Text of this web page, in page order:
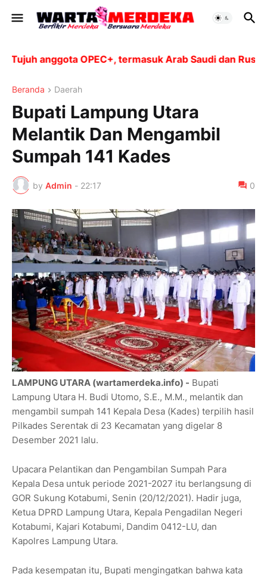
anggota OPEC+, termasuk Arab Saudi dan Rusia,
Beranda Daerah
Bupati Lampung Utara
Melantik Dan Mengambil
Sumpah 141 Kades
by Admin - 22:17 0
LAMPUNG UTARA (wartamerdeka.info) - Bupati
Lampung Utara H. Budi Utomo, S.E., M.M., melantik dan
mengambil sumpah 141 Kepala Desa (Kades) terpilih hasil
Pilkades Serentak di 23 Kecamatan yang digelar 8
Desember 2021 lalu.
Upacara Pelantikan dan Pengambilan Sumpah Para
Kepala Desa untuk periode 2021-2027 itu berlangsung di
GOR Sukung Kotabumi, Senin (20/12/2021). Hadir juga,
Ketua DPRD Lampung Utara, Kepala Pengadilan Negeri
Kotabumi, Kajari Kotabumi, Dandim 0412-LU, dan
Kapolres Lampung Utara.
Pada kesempatan itu, Bupati mengingatkan bahwa kata